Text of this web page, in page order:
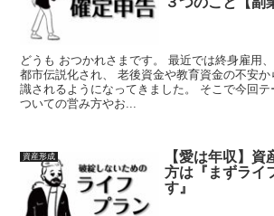
どうも おつかれさまです。 最近では終身雇用
都市伝説化され、 老後資金や教育資金の不安
識されるようになってきました。 そこで今回テ
ついての営み方やお...
資産形成
【愛は年収】
方は『まずライ
す』